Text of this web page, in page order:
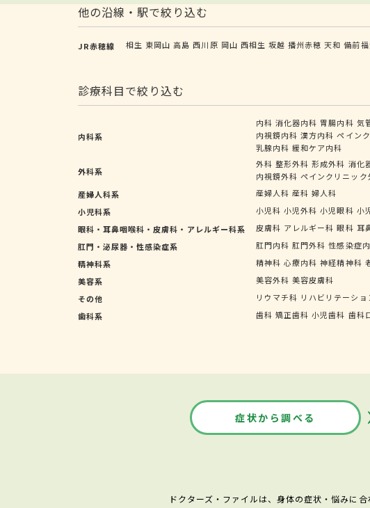
他の沿線・駅で絞り込む
JR赤穂線 相生 東岡山 高島 西川原 岡山 西相生 坂越 播州赤穂 天和 備前
診療科目で絞り込む
内科系
内科 消化器内科 胃腸内科 気
内視鏡内科 漢方内科 ペイン
乳腺内科 緩和ケア内科
外科系
外科 整形外科 形成外科 消化
内視鏡外科 ペインクリニック
産婦人科系
産婦人科 産科 婦人科
小児科系
小児科 小児外科 小児眼科 小
眼科・耳鼻咽喉科・皮膚科・アレルギー科系
皮膚科 アレルギー科 眼科 耳
肛門・泌尿器・性感染症系
肛門内科 肛門外科 性感染症
精神科系
精神科 心療内科 神経精神科
美容系
美容外科 美容皮膚科
その他
リウマチ科 リハビリテーショ
歯科系
歯科 矯正歯科 小児歯科 歯科
症状から調べる
ドクターズ・ファイルは、身体の症状・悩みに